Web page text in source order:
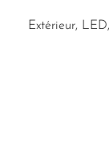
Extérieur,